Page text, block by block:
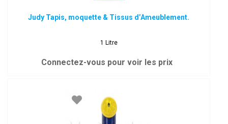
Judy Tapis, moquette & Tissus d’Ameublement.
1 Litre
Connectez-vous pour voir les prix